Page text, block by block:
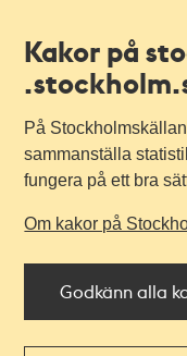
Kakor på
På
sammanställa
fungera på ett bra
Om kakor på
Godkänn alla